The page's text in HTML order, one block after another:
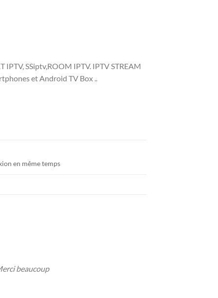
IPTV, SSiptv,ROOM IPTV. IPTV STREAM
et Android TV Box ..
en même temps
beaucoup